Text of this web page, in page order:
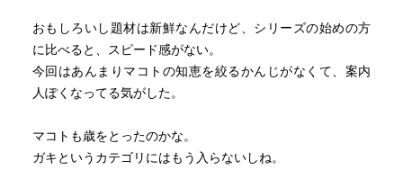
おもしろいし題材は新鮮なんだけど、シリーズの始めの方
に比べると、スピード感がない。
今回はあんまりマコトの知恵を絞るかんじがなくて、案内
人ぽくなってる気がした。
マコトも歳をとったのかな。
ガキというカテゴリにはもう入らないしね。